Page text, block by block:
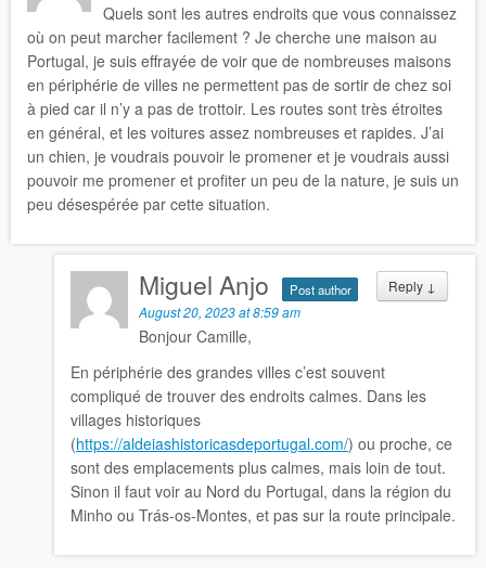
Quels sont les autres endroits que vous connaissez
où on peut marcher facilement ? Je cherche une maison au
Portugal, je suis effrayée de voir que de nombreuses maisons
en périphérie de villes ne permettent pas de sortir de chez soi
à pied car il n’y a pas de trottoir. Les routes sont très étroites
en général, et les voitures assez nombreuses et rapides. J’ai
un chien, je voudrais pouvoir le promener et je voudrais aussi
pouvoir me promener et profiter un peu de la nature, je suis un
peu désespérée par cette situation.
Reply ↓
Miguel Anjo Post author
August 20, 2023 at 8:59 am
Bonjour Camille,
En périphérie des grandes villes c’est souvent
compliqué de trouver des endroits calmes. Dans les
villages historiques
(https://aldeiashistoricasdeportugal.com/) ou proche, ce
sont des emplacements plus calmes, mais loin de tout.
Sinon il faut voir au Nord du Portugal, dans la région du
Minho ou Trás-os-Montes, et pas sur la route principale.